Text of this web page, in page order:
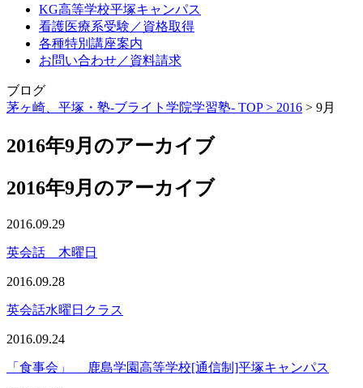
KG高等学校平塚キャンパス
看護医療系受験／資格取得
各種特別講座案内
お問い合わせ／資料請求
ブログ
茅ヶ崎、平塚・塾-ブライト学院学習塾- TOP > 2016 > 9月
2016年9月のアーカイブ
2016年9月のアーカイブ
2016.09.29
英会話 木曜日
2016.09.28
英会話水曜日クラス
2016.09.24
「食事会」 鹿島学園高等学校[通信制]平塚キャンパス